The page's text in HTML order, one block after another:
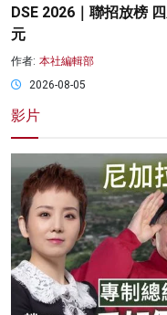
DSE 2026｜聯招放榜
元
作者: 本社編輯部
2026-08-05
影片